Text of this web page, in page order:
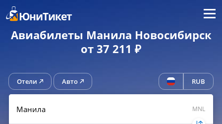
ЮниТикет Меню
Авиабилеты Манила Новосибирск
от 37 211 ₽
Отели Авто RUB
MNL